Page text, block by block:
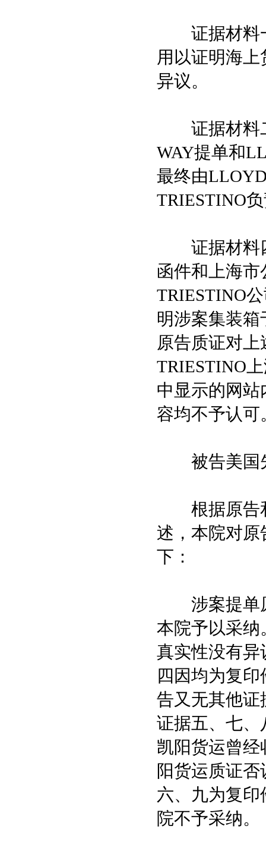
证据材料一
用以证明海
异议。
证据材料
WAY提单和
最终由
TRIESTINO
证据材料四
函件和上海
TRIESTINO
明涉案集装箱
原告质证对
TRIESTINO
中显示的网
容均不予认可
被告美国先
根据原告和
述，本院对
下：
涉案提单原
本院予以采纳
真实性没有异
四因均为复
告又无其他证
证据五、七、
凯阳货运曾
阳货运质证
六、九为复
院不予采纳。